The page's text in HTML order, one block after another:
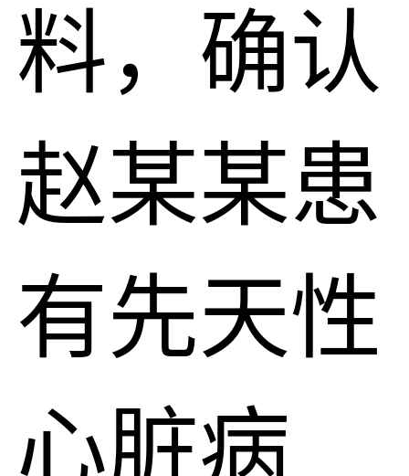
料，确认
赵某某患
有先天性
心脏病